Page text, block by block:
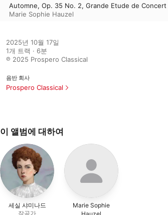
Automne, Op. 35 No. 2, Grande Etude de Concert
Marie Sophie Hauzel
2025년 10월 17일
1개 트랙 · 6분
℗ 2025 Prospero Classical
음반 회사
Prospero Classical
이 앨범에 대하여
세실 샤미나드
작곡가
Marie Sophie